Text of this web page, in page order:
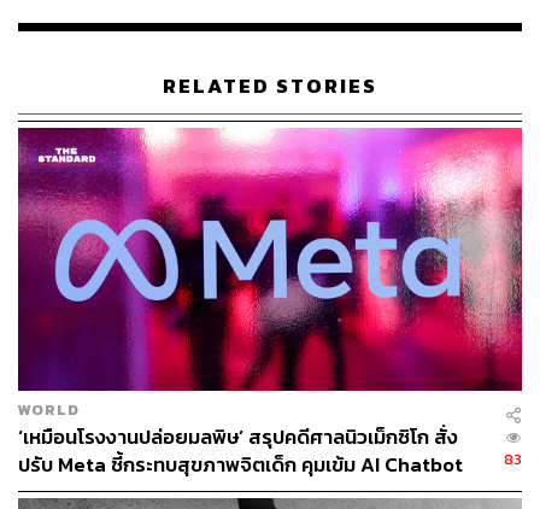
นอกจากนี้ ยังมีการเชิญสมาคมแผงวงจรพิมพ์ไต้หวัน
แผ่นวงจรพิมพ์ไต้หวันในไทย’ และความร่วมมือด้านบุคลากร
กับฝ่ายไทยด้วย โดยสำนักงานไทเปฯ คาดหวังว่าการจัดตั้ง
แพลตฟอร์มนี้ จะช่วยเร่งการเชื่อมโยงและความร่วมมือ
ระหว่างรัฐบาลไทย ภาคอุตสาหกรรม และสถาบันการศึกษา
อีกทั้งสร้างแรงผลักดันใหม่ๆ ให้กับธุรกิจของผู้ประกอบการ
ชาวไต้หวันที่มาดำเนินกิจการในประเทศไทยอีกด้วย
สำนักงานฯ ระบุว่า การจัดตั้งแพลตฟอร์มนี้นอกจากจะ
สอดคล้องกับแนวคิด ‘การทูตเชิงบูรณาการ’ ของหลินเจียหรง
รัฐมนตรีว่าการกระทรวงการต่างประเทศไต้หวันแล้ว ยัง
เป็นการประกาศว่าสำนักงานฯ จะรวบรวมสรรพกำลังของ
ภาครัฐ ภาคสถาบันการศึกษาและผู้ประกอบการชาวไต้หวัน
เพื่อหารือเพิ่มเติมกับฝ่ายไทยเกี่ยวกับการพัฒนาบุคลากร และ
หาแนวทางแก้ไขปัญหาเรื่องการขาดแคลนบุคลากรอย่าง
เป็นรูปธรรม
RELATED STORIES
WORLD
‘เหมือนโรงงานปล่อยมลพิษ’ สรุปคดีศาลนิวเม็กซิโก สั่ง
ปรับ Meta ชี้กระทบสุขภาพจิตเด็ก คุมเข้ม AI Chatbot
83